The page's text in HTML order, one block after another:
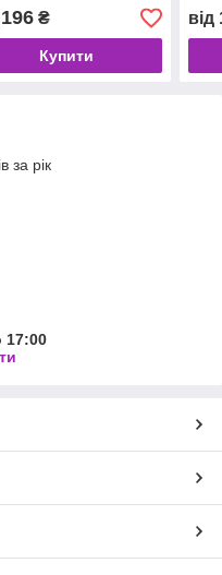
196₴
Купити
від
за рік
17:00